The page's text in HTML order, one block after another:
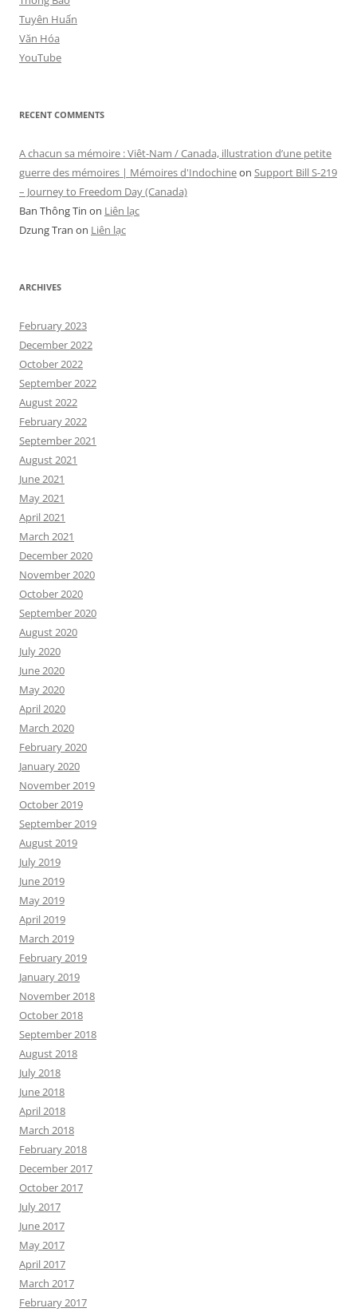
Tuyên Huấn
Văn Hóa
YouTube
RECENT COMMENTS
A chacun sa mémoire : Viêt-Nam / Canada, illustration d’une petite
guerre des mémoires | Mémoires d'Indochineon Support Bill S-219
– Journey to Freedom Day (Canada)
Ban Thông Tin on Liên lạc
Dzung Tran on Liên lạc
ARCHIVES
February 2023
December 2022
October 2022
September 2022
August 2022
February 2022
September 2021
August 2021
June 2021
May 2021
April 2021
March 2021
December 2020
November 2020
October 2020
September 2020
August 2020
July 2020
June 2020
May 2020
April 2020
March 2020
February 2020
January 2020
November 2019
October 2019
September 2019
August 2019
July 2019
June 2019
May 2019
April 2019
March 2019
February 2019
January 2019
November 2018
October 2018
September 2018
August 2018
July 2018
June 2018
April 2018
March 2018
February 2018
December 2017
October 2017
July 2017
June 2017
May 2017
April 2017
March 2017
February 2017